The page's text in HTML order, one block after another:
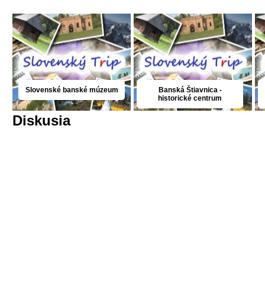
Slovenské banské múzeum
Banská Štiavnica -
historické centrum
Diskusia